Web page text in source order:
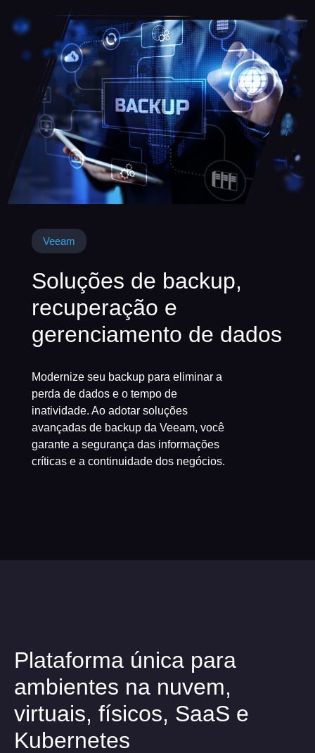
Veeam
Soluções de backup,
recuperação e
gerenciamento de dados
Modernize seu backup para eliminar a
perda de dados e o tempo de
inatividade. Ao adotar soluções
avançadas de backup da Veeam, você
garante a segurança das informações
críticas e a continuidade dos negócios.
Plataforma única para
ambientes na nuvem,
virtuais, físicos, SaaS e
Kubernetes